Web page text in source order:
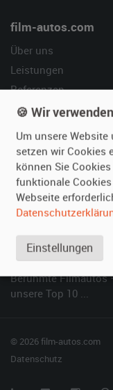
film-autos.com
Über uns
Leistungen
Referenzen
Kundenmeinungen
Vermieten
Oldtimer anmelden
Fotos senden
Fragen für Vermieter
SPECIAL
Berühmte Filmautos
unsere Top 10 ...
© 2026 film-autos.com
Datenschutz
🍪 Wir
Um unsere
setzen wir Cookies
können Sie
funktionale
Webseite
Einstellungen